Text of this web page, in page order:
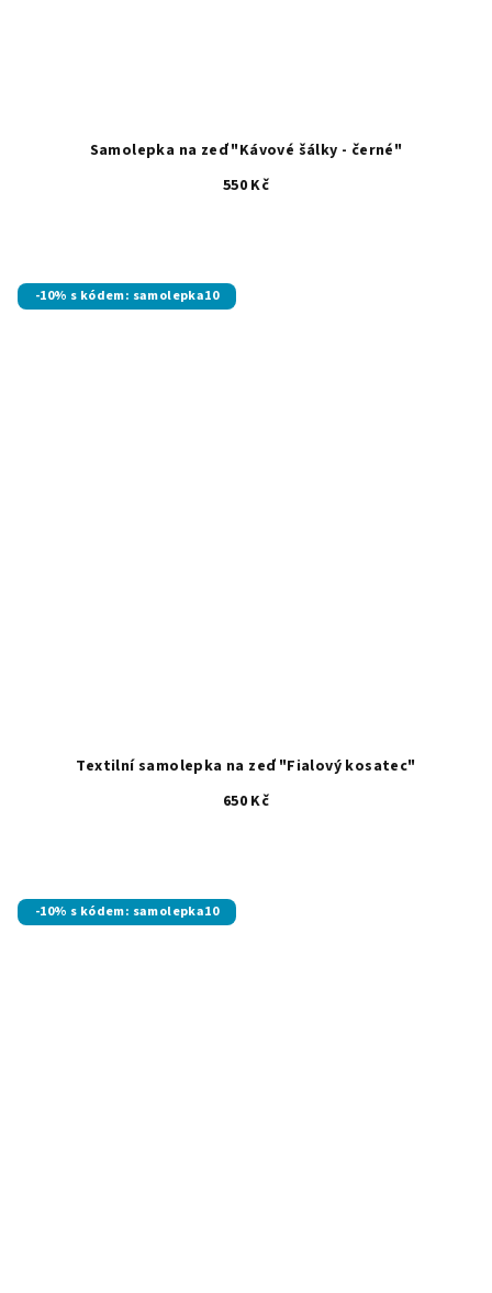
Samolepka na zeď "Kávové šálky - černé"
550 Kč
-10% s kódem: samolepka10
Textilní samolepka na zeď "Fialový kosatec"
650 Kč
-10% s kódem: samolepka10